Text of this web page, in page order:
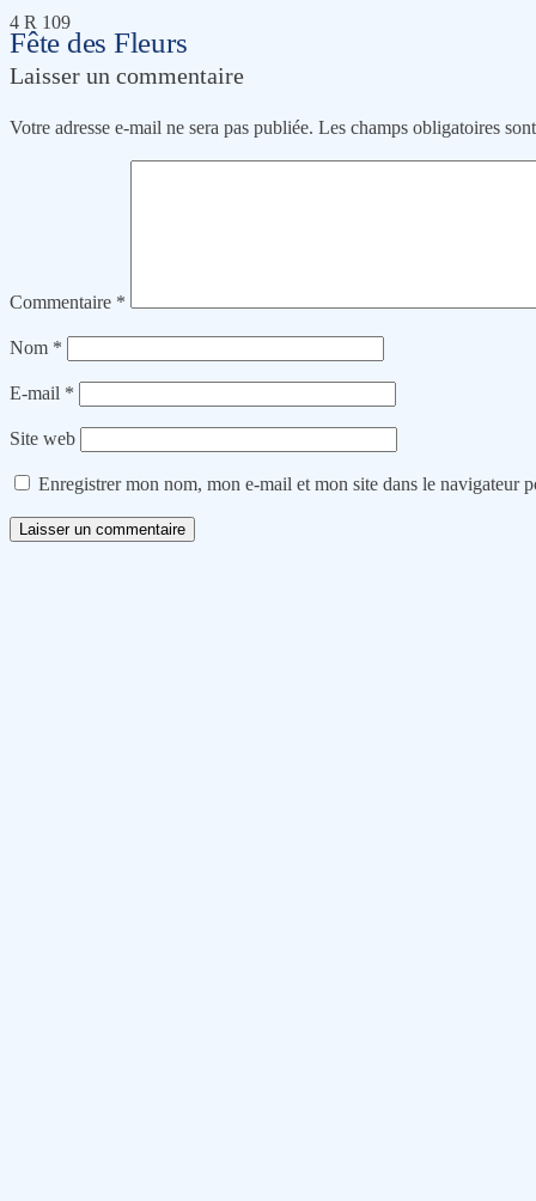
Fête des Fleurs
4 R 109
Laisser un commentaire
Votre adresse e-mail ne sera pas publiée. Les champs obligatoires
Commentaire *
Nom *
E-mail *
Site web
Enregistrer mon nom, mon e-mail et mon site dans le navigateur